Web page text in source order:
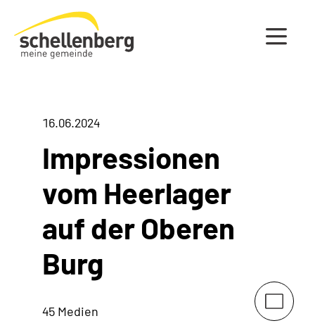
Gemeinde Schellenberg Startseite
16.06.2024
Impressionen
vom Heerlager
auf der Oberen
Burg
45 Medien